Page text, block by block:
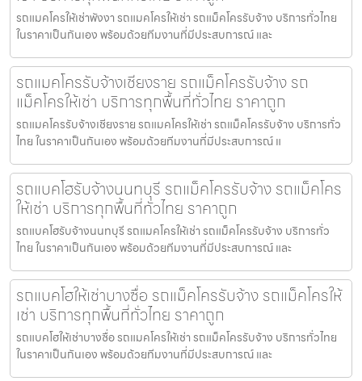
รถแมคโครให้เช่าพังงา รถแมคโครให้เช่า รถแม็คโครรับจ้าง บริการทั่วไทย
ในราคาเป็นกันเอง พร้อมด้วยทีมงานที่มีประสบการณ์ และ
รถแมคโครรับจ้างเชียงราย รถแม็คโครรับจ้าง รถ
แม็คโครให้เช่า บริการทุกพื้นที่ทั่วไทย ราคาถูก
รถแมคโครรับจ้างเชียงราย รถแมคโครให้เช่า รถแม็คโครรับจ้าง บริการทั่ว
ไทย ในราคาเป็นกันเอง พร้อมด้วยทีมงานที่มีประสบการณ์ แ
รถแบคโฮรับจ้างนนทบุรี รถแม็คโครรับจ้าง รถแม็คโคร
ให้เช่า บริการทุกพื้นที่ทั่วไทย ราคาถูก
รถแบคโฮรับจ้างนนทบุรี รถแมคโครให้เช่า รถแม็คโครรับจ้าง บริการทั่ว
ไทย ในราคาเป็นกันเอง พร้อมด้วยทีมงานที่มีประสบการณ์ และ
รถแบคโฮให้เช่าบางซื่อ รถแม็คโครรับจ้าง รถแม็คโครให้
เช่า บริการทุกพื้นที่ทั่วไทย ราคาถูก
รถแบคโฮให้เช่าบางซื่อ รถแมคโครให้เช่า รถแม็คโครรับจ้าง บริการทั่วไทย
ในราคาเป็นกันเอง พร้อมด้วยทีมงานที่มีประสบการณ์ และ